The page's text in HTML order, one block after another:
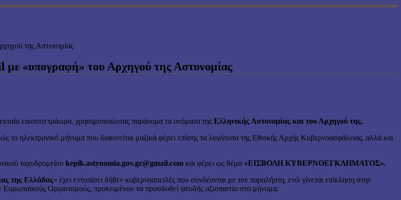
της Αστυνομίας
με «υπογραφή» του Αρχηγού της Αστυνομίας
εικοσιτετράωρα, χρησιμοποιώντας παράνομα τα ονόματα της Ελληνικής Αστυνομίας και του Αρχηγού της.
το ηλεκτρονικό μήνυμα που διακινείται μαζικά φέρει επίσης τα λογότυπα της Εθνικής Αρχής Κυβερνοασφάλειας, αλλά και
ταχυδρομείου kepik.astynomia.gov.gr@gmail.com και φέρει ως θέμα «ΕΙΣΒΟΛΗ ΚΥΒΕΡΝΟΕΓΚΛΗΜΑΤΟΣ».
της Ελλάδας» έχει εντοπίσει δήθεν κυβερνοαπειλές που συνδέονται με τον παραλήπτη, ενώ γίνεται επίκληση στην
Οργανισμούς, προκειμένου να προσδοθεί ψευδής αξιοπιστία στο μήνυμα.